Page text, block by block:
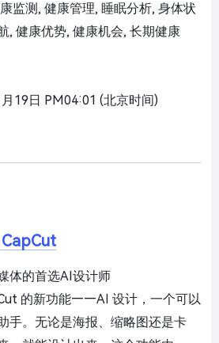
康监测, 健康管理, 睡眠分析, 身体状
, 健康优势, 健康机会, 长期健康
月19日 PM04:01 (北京时间)
体的首选AI设计师
的新功能——AI 设计，一个可以
手。无论是海报、缩略图还是卡